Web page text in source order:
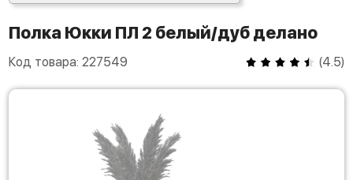
Полка Юкки ПЛ 2 белый/дуб делано
Код товара: 227549 (4.5)